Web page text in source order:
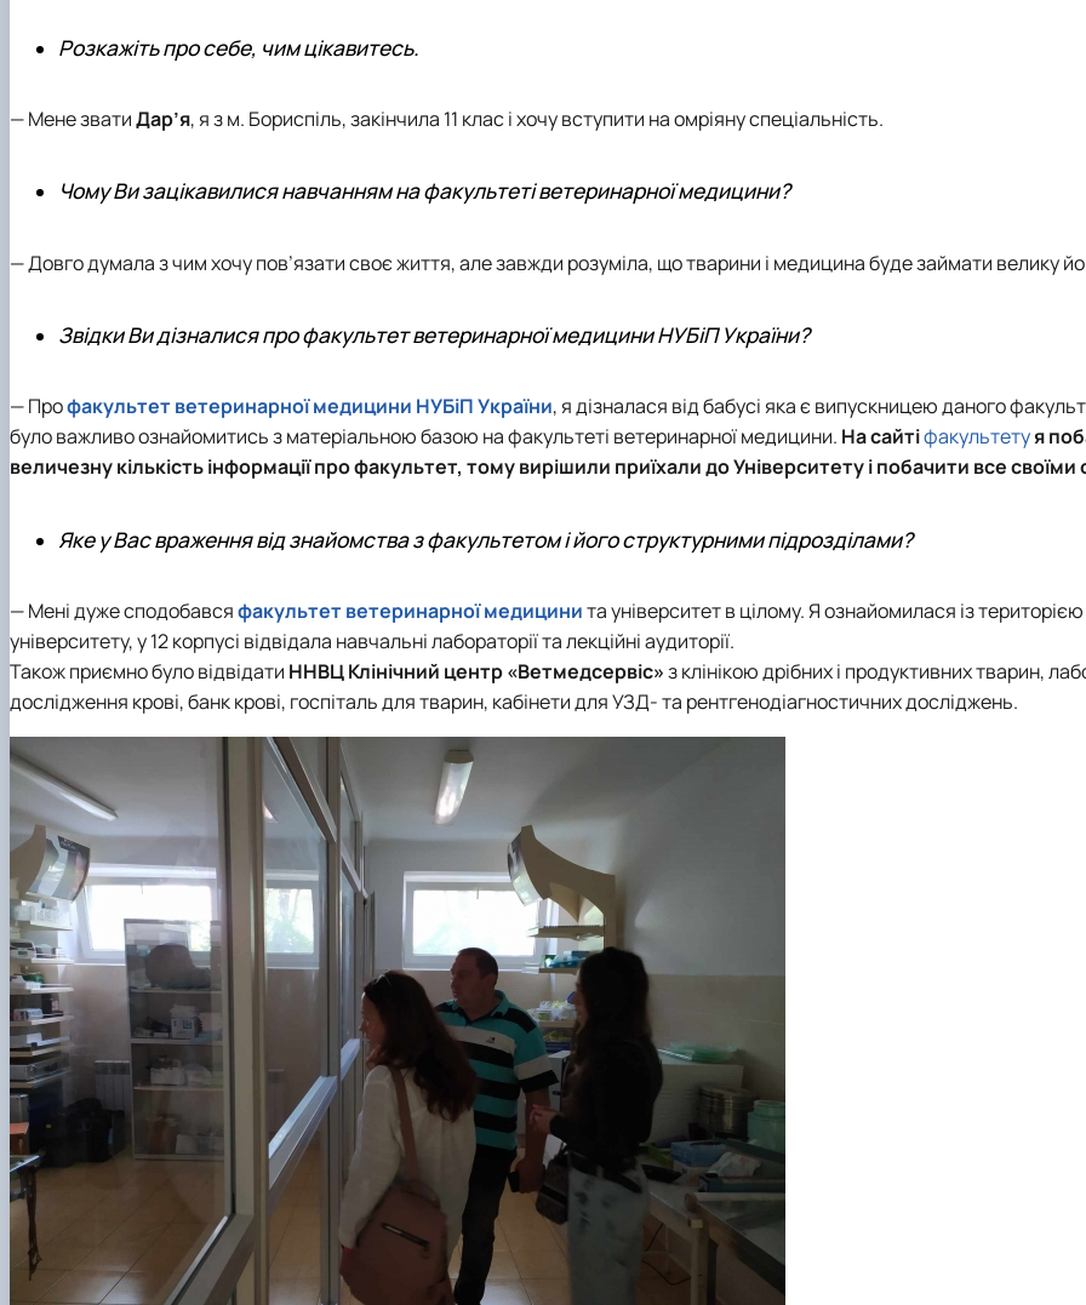
Розкажіть про себе, чим цікавитесь.
— Мене зватиДар’я, я з м. Бориспіль, закінчила 11 клас і хочу вступити на омріяну спеціальність.
Чому Ви зацікавилися навчанням на факультеті ветеринарної медицини?
— Довго думала з чим хочу пов’язати своє життя, але завжди розуміла, що тварини і медицина буде займати велику
Звідки Ви дізналися про факультет ветеринарної медицини НУБіП України?
— Профакультет ветеринарної медицини НУБіП України, я дізналася від бабусі яка є випускницею даного
було важливо ознайомитись з матеріальною базою на факультеті ветеринарної медицини. На сайтіфакультетуя
величезну кількість інформації про факультет, тому вирішили приїхали до Університету і побачити все
Яке у Вас враження від знайомства з факультетом і його структурними підрозділами?
— Мені дуже сподобавсяфакультет ветеринарної медицинита університет в цілому. Я ознайомилася із територією
університету, у 12 корпусі відвідала навчальні лабораторії та лекційні аудиторії.
Також приємно було відвідати ННВЦ Клінічний центр «Ветмедсервіс»з клінікою дрібних і продуктивних тварин,
дослідження крові, банк крові, госпіталь для тварин, кабінети для УЗД- та рентгенодіагностичних досліджень.